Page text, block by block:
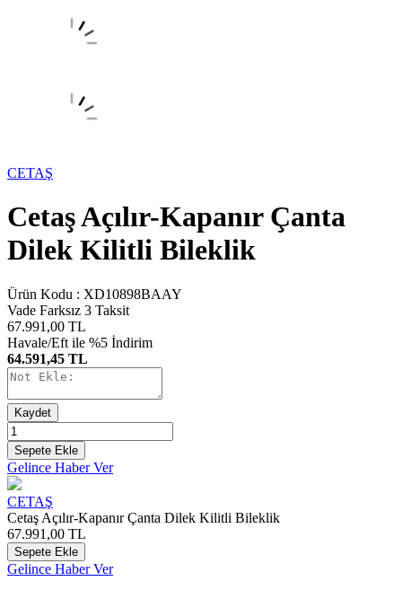
CETAŞ
Cetaş Açılır-Kapanır Çanta
Dilek Kilitli Bileklik
Ürün Kodu : XD10898BAAY
Vade Farksız 3 Taksit
67.991,00 TL
Havale/Eft ile %5 İndirim
64.591,45 TL
Kaydet
Sepete Ekle
Gelince Haber Ver
CETAŞ
Cetaş Açılır-Kapanır Çanta Dilek Kilitli Bileklik
67.991,00 TL
Sepete Ekle
Gelince Haber Ver